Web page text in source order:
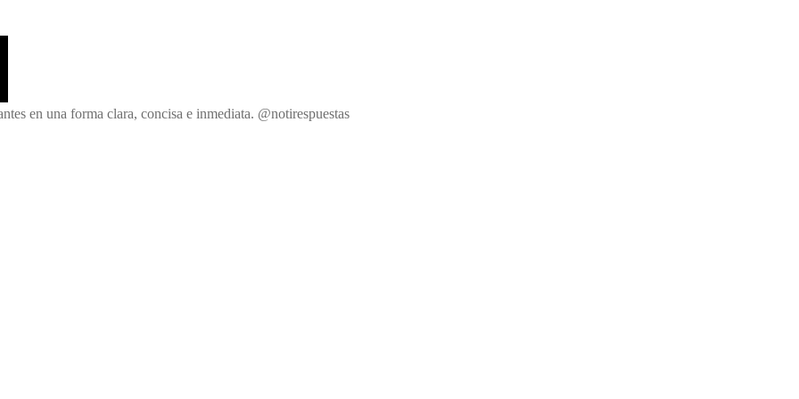
en una forma clara, concisa e inmediata. @notirespuestas